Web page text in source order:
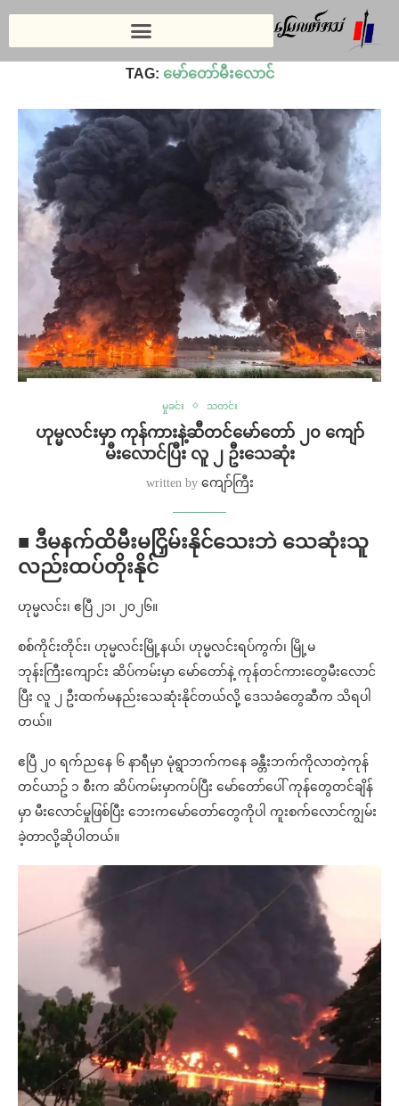
မော်တော်မီးလောင်
TAG: မော်တော်မီးလောင်
မှုခင်း သတင်း
ဟုမ္မလင်းမှာ ကုန်ကားနဲ့ဆီတင်မော်တော် ၂၀ ကျော်
မီးလောင်ပြီး လူ ၂ ဦးသေဆုံး
written by ကျော်ကြီး
■ ဒီမနက်ထိမီးမငြှိမ်းနိုင်သေးဘဲ သေဆုံးသူ
လည်းထပ်တိုးနိုင်
ဟုမ္မလင်း၊ ဧပြီ ၂၁၊ ၂၀၂၆။
စစ်ကိုင်းတိုင်း၊ ဟုမ္မလင်းမြို့နယ်၊ ဟုမ္မလင်းရပ်ကွက်၊ မြို့မ
ဘုန်းကြီးကျောင်း ဆိပ်ကမ်းမှာ မော်တော်နဲ့ ကုန်တင်ကားတွေမီးလောင်
ပြီး လူ ၂ ဦးထက်မနည်းသေဆုံးနိုင်တယ်လို့ ဒေသခံတွေဆီက သိရပါ
တယ်။
ဧပြီ ၂၀ ရက်ညနေ ၆ နာရီမှာ မုံရွာဘက်ကနေ ခန္တီးဘက်ကိုလာတဲ့ကုန်
တင်ယာဥ် ၁ စီးက ဆိပ်ကမ်းမှာကပ်ပြီး မော်တော်ပေါ် ကုန်တွေတင်ချိန်
မှာ မီးလောင်မှုဖြစ်ပြီး ဘေးကမော်တော်တွေကိုပါ ကူးစက်လောင်ကျွမ်း
ခဲ့တာလို့ဆိုပါတယ်။